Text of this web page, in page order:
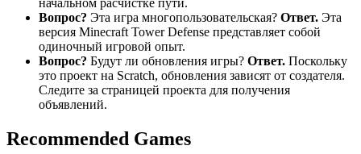
Вопрос? Эта игра многопользовательская? Ответ. Эта
версия Minecraft Tower Defense представляет собой
одиночный игровой опыт.
Вопрос? Будут ли обновления игры? Ответ. Поскольку
это проект на Scratch, обновления зависят от создателя.
Следите за страницей проекта для получения
объявлений.
Recommended Games